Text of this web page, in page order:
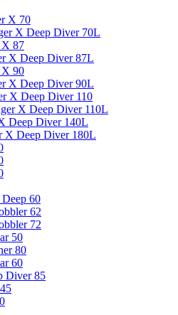
X 70
X Deep Diver 70L
X 87
X Deep Diver 87L
X 90
X Deep Diver 90L
X Deep Diver 110
X Deep Diver 110L
Deep Diver 140L
X Deep Diver 180L
60
62
72
50
80
60
Diver 85